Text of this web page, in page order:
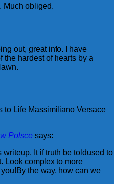
Much obliged.
out, great info. I have
the hardest of hearts by a
to Life Massimiliano Versace
Polsce says:
It if truth be toldused to
Look complex to more
the way, how can we